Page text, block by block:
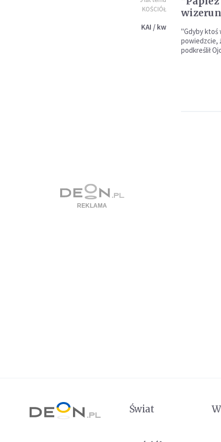
KOŚCIÓŁ
KAI / kw
"Gdyby ktoś
powiedzcie,
podkreślił
Świat